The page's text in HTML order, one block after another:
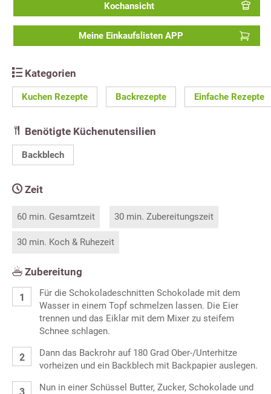
Kochansicht
Meine Einkaufslisten APP
Kategorien
Kuchen Rezepte Backrezepte Einfache Rezepte
Benötigte Küchenutensilien
Backblech
Zeit
60 min. Gesamtzeit 30 min. Zubereitungszeit
30 min. Koch & Ruhezeit
Zubereitung
Für die Schokoladeschnitten Schokolade mit dem
Wasser in einem Topf schmelzen lassen. Die Eier
trennen und das Eiklar mit dem Mixer zu steifem
Schnee schlagen.
Dann das Backrohr auf 180 Grad Ober-/Unterhitze
vorheizen und ein Backblech mit Backpapier auslegen.
Nun in einer Schüssel Butter, Zucker, Schokolade und